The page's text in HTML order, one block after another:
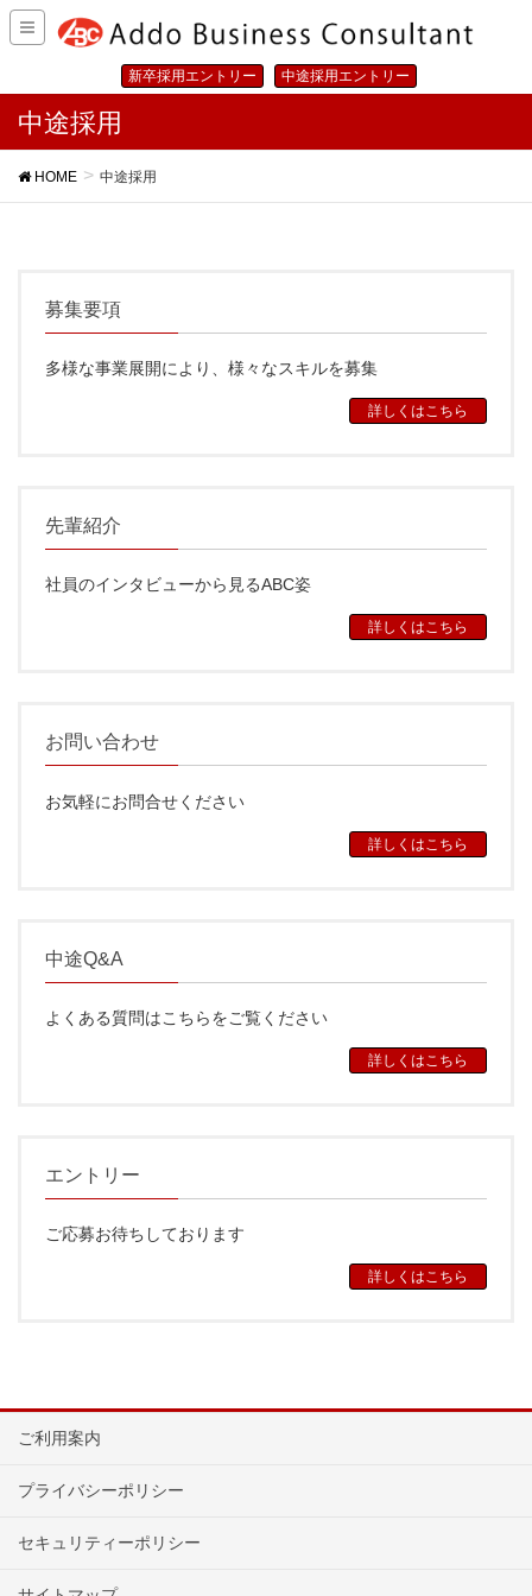
新卒採用エントリー 中途採用エントリー
中途採用
HOME 中途採用
募集要項
多様な事業展開により、様々なスキルを募集
詳しくはこちら
先輩紹介
社員のインタビューから見るABC姿
詳しくはこちら
お問い合わせ
お気軽にお問合せください
詳しくはこちら
中途Q&A
よくある質問はこちらをご覧ください
詳しくはこちら
エントリー
ご応募お待ちしております
詳しくはこちら
ご利用案内
プライバシーポリシー
セキュリティーポリシー